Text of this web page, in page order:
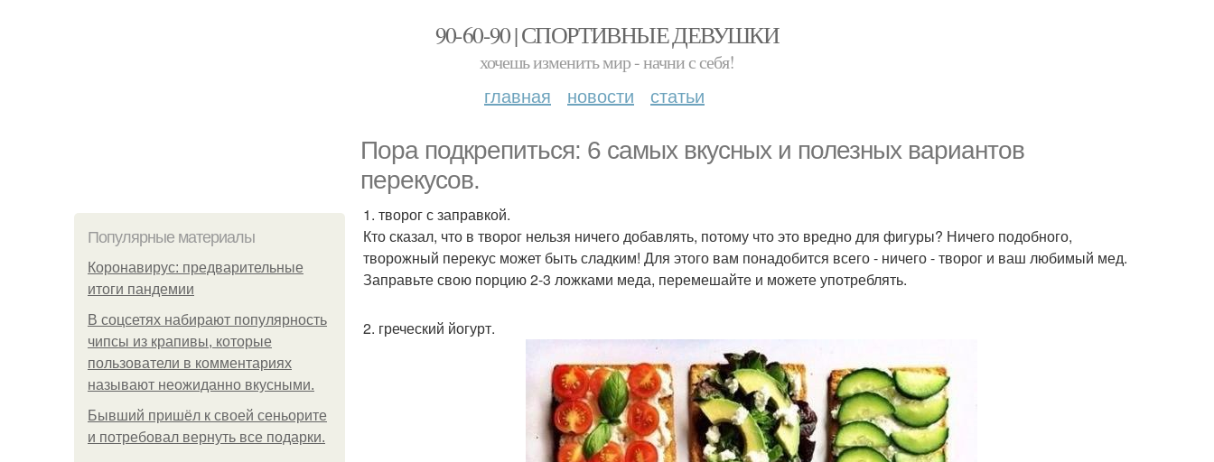
90-60-90 | СПОРТИВНЫЕ ДЕВУШКИ
хочешь изменить мир - начни с себя!
главная новости статьи
Пора подкрепиться: 6 самых вкусных и полезных вариантов
перекусов.
Популярные материалы
Коронавирус: предварительные
итоги пандемии
В соцсетях набирают популярность
чипсы из крапивы, которые
пользователи в комментариях
называют неожиданно вкусными.
Бывший пришёл к своей сеньорите
и потребовал вернуть все подарки.
1. творог с заправкой.
Кто сказал, что в творог нельзя ничего добавлять, потому что это вредно для фигуры? Ничего подобного,
творожный перекус может быть сладким! Для этого вам понадобится всего - ничего - творог и ваш любимый мед.
Заправьте свою порцию 2-3 ложками меда, перемешайте и можете употреблять.
2. греческий йогурт.